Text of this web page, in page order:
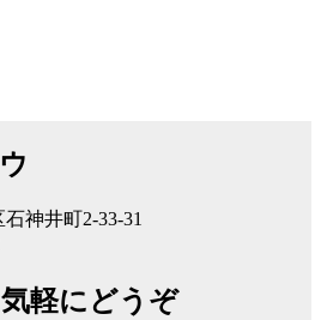
神井町2-33-31
軽にどうぞ